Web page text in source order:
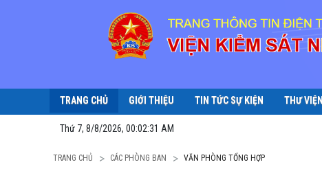
TRANG CHỦ GIỚI THIỆU TIN TỨC SỰ KIỆN THƯ VIỆN
Thứ 7, 8/8/2026, 00:02:33 AM
TRANG CHỦ CÁC PHÒNG BAN VĂN PHÒNG TỔNG HỢP